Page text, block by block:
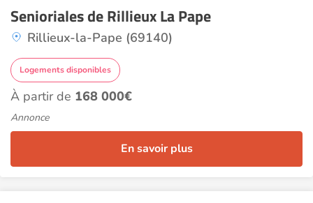
Senioriales de Rillieux La Pape
Rillieux-la-Pape (69140)
Logements disponibles
À partir de 168 000€
Annonce
En savoir plus